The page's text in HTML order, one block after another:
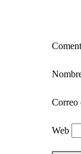
Correo
Web